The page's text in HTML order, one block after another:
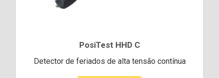
PosiTest HHD C
Detector de feriados de alta tensão contínua